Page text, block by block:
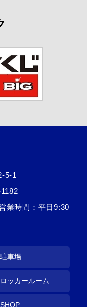
5-1
業時間：平日9:30
駐車場
ロッカールーム
SHOP